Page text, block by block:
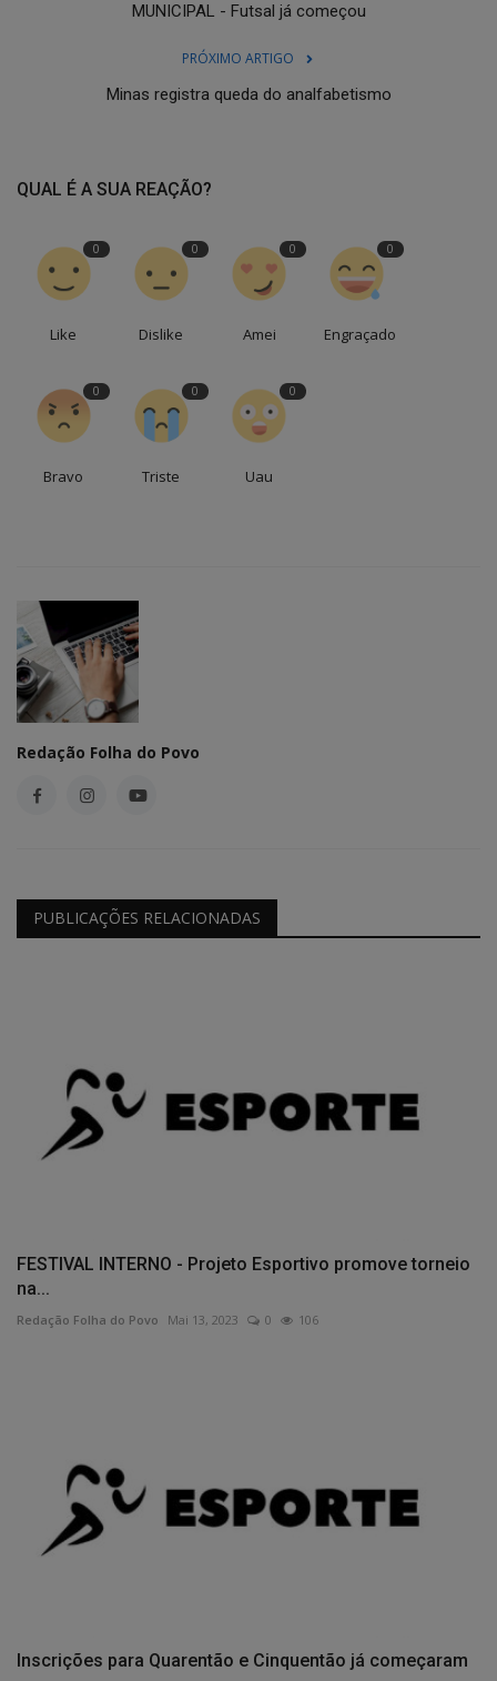
MUNICIPAL - Futsal já começou
PRÓXIMO ARTIGO
Minas registra queda do analfabetismo
QUAL É A SUA REAÇÃO?
0
Like
0
Dislike
0
Amei
0
Engraçado
0
Bravo
0
Triste
0
Uau
Redação Folha do Povo
PUBLICAÇÕES RELACIONADAS
FESTIVAL INTERNO - Projeto Esportivo promove torneio
na...
Redação Folha do Povo Mai 13, 2023 0 106
Inscrições para Quarentão e Cinquentão já começaram